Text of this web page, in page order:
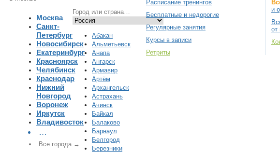
Москва
Санкт-
Петербург
Новосибирск
Екатеринбург
Красноярск
Челябинск
Краснодар
Нижний
Новгород
Воронеж
Иркутск
Владивосток
…
Все города →
Абакан
Альметьевск
Анапа
Ангарск
Армавир
Артём
Архангельск
Астрахань
Ачинск
Байкал
Балаково
Барнаул
Белгород
Березники
Расписание тренингов
Бесплатные и недорогие
Регулярные занятия
Курсы в записи
Ретриты
и
от